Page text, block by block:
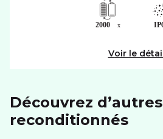
Voir le
Découvrez
reconditionnés